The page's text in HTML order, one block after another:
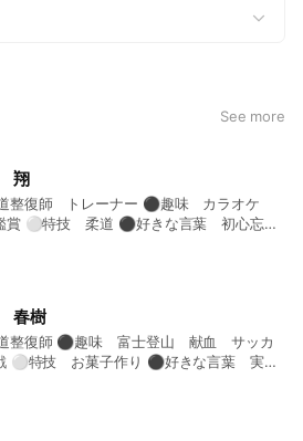
See more
翔
整復師 トレーナー ⚫︎趣味 カラオケ
賞 ⚪︎特技 柔道 ⚫︎好きな言葉 初心忘れ
春樹
整復師 ⚫︎趣味 富士登山 献血 サッカ
⚪︎特技 お菓子作り ⚫︎好きな言葉 実る